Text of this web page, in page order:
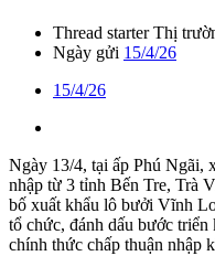
Thread starter Thị
Ngày gửi 15/4/26
15/4/26
Ngày 13/4, tại ấp Phú Ngãi,
nhập từ 3 tỉnh Bến Tre, Trà
bố xuất khẩu lô bưởi Vĩnh
tổ chức, đánh dấu bước
chính thức chấp thuận nhập